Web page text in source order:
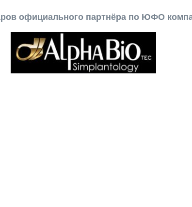
официального партнёра по ЮФО